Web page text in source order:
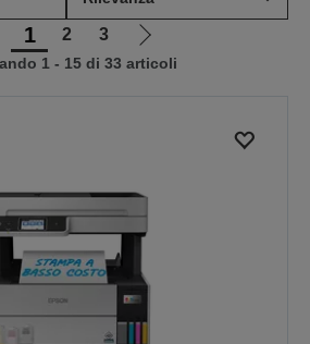
1 2 3
Vai
alla
1 - 15 di 33 articoli